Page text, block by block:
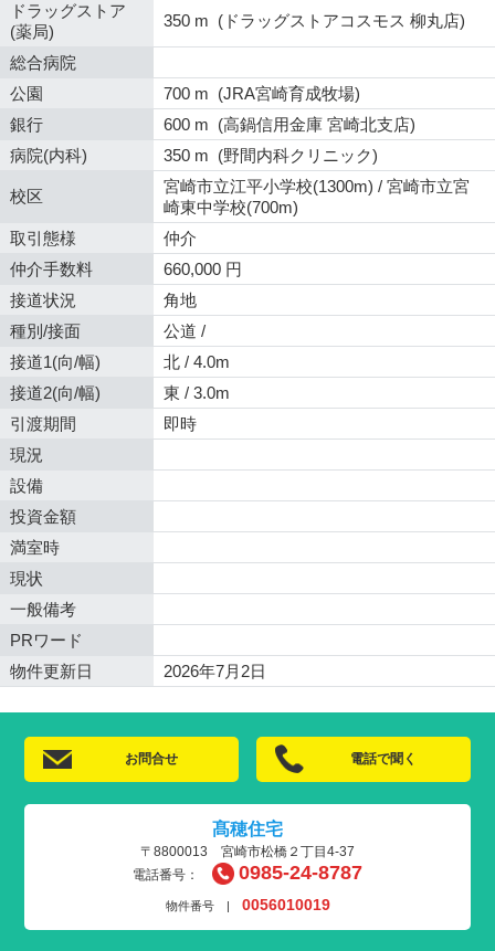
ドラッグストア
(薬局)
350 m (ドラッグストアコスモス 柳丸店)
総合病院
公園
700 m (JRA宮崎育成牧場)
銀行
600 m (高鍋信用金庫 宮崎北支店)
病院(内科)
350 m (野間内科クリニック)
校区
宮崎市立江平小学校(1300m) / 宮崎市立宮
崎東中学校(700m)
取引態様
仲介
仲介手数料
660,000 円
接道状況
角地
種別/接面
公道 /
接道1(向/幅)
北 / 4.0m
接道2(向/幅)
東 / 3.0m
引渡期間
即時
現況
設備
投資金額
満室時
現状
一般備考
PRワード
物件更新日
2026年7月2日
お問合せ 電話で聞く
髙穂住宅
〒8800013 宮崎市松橋２丁目4-37
電話番号：
0985-24-8787
物件番号 | 0056010019